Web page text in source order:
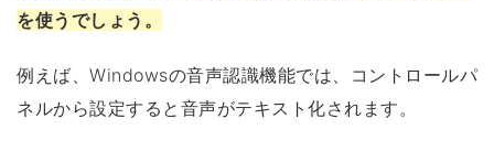
を使うでしょう。
例えば、Windowsの音声認識機能では、コントロールパ
ネルから設定すると音声がテキスト化されます。